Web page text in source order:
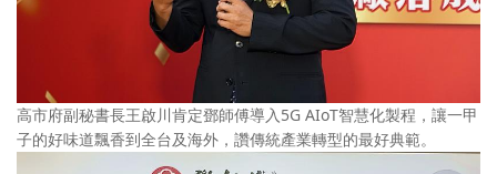
高市府副秘書長王啟川肯定鄧師傅導入5G AIoT智慧化製程，讓一甲
子的好味道飄香到全台及海外，讚傳統產業轉型的最好典範。